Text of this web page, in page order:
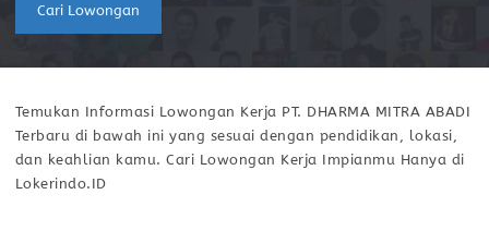
Cari Lowongan
Temukan Informasi Lowongan Kerja PT. DHARMA MITRA ABADI
Terbaru di bawah ini yang sesuai dengan pendidikan, lokasi,
dan keahlian kamu. Cari Lowongan Kerja Impianmu Hanya di
Lokerindo.ID